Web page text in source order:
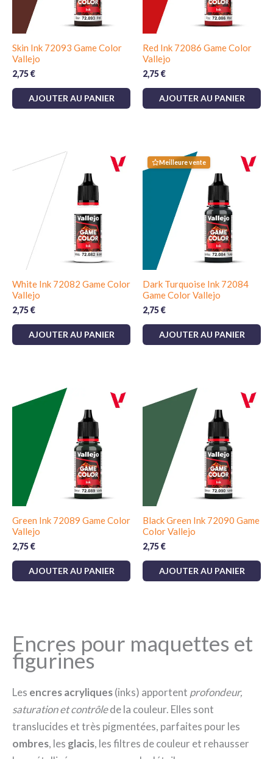
Skin Ink 72093 Game Color
Vallejo
2,75€
AJOUTER AU PANIER
Red Ink 72086 Game Color
Vallejo
2,75€
AJOUTER AU PANIER
White Ink 72082 Game Color
Vallejo
2,75€
AJOUTER AU PANIER
Meilleure vente
Dark Turquoise Ink 72084
Game Color Vallejo
2,75€
AJOUTER AU PANIER
Green Ink 72089 Game Color
Vallejo
2,75€
AJOUTER AU PANIER
Black Green Ink 72090 Game
Color Vallejo
2,75€
AJOUTER AU PANIER
Encres pour maquettes et
figurines
Les encres acryliques(inks) apportent profondeur,
saturation et contrôlede la couleur. Elles sont
translucides et très pigmentées, parfaites pour les
ombres, les glacis, les filtres de couleur et rehausser